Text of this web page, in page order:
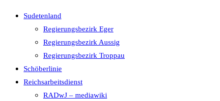
Sudetenland
Regierungsbezirk Eger
Regierungsbezirk Aussig
Regierungsbezirk Troppau
Schöberlinie
Reichsarbeitsdienst
RADwJ – mediawiki